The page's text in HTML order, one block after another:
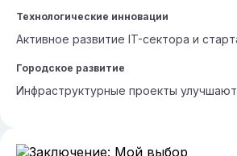
Технологические инновации
Активное развитие IT-сектора и
Городское развитие
Инфраструктурные проекты